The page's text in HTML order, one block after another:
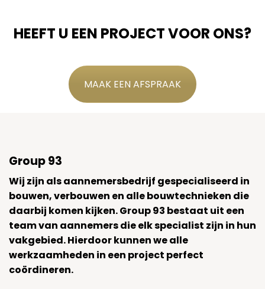
HEEFT U EEN PROJECT VOOR ONS?
MAAK EEN AFSPRAAK
Group 93
Wij zijn als aannemersbedrijf gespecialiseerd in
bouwen, verbouwen en alle bouwtechnieken die
daarbij komen kijken. Group 93 bestaat uit een
team van aannemers die elk specialist zijn in hun
vakgebied. Hierdoor kunnen we alle
werkzaamheden in een project perfect
coördineren.